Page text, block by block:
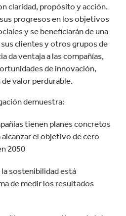
claridad, propósito y acción.
progresos en los objetivos
y se beneficiarán de una
clientes y otros grupos de
da ventaja a las compañías,
de innovación,
valor perdurable.
demuestra:
tienen planes concretos
el objetivo de cero
2050
la sostenibilidad está
de medir los resultados